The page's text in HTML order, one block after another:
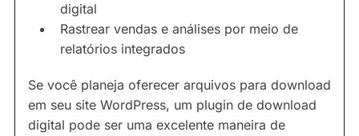
digital
Rastrear vendas e análises por meio de
relatórios integrados
Se você planeja oferecer arquivos para download
em seu site WordPress, um plugin de download
digital pode ser uma excelente maneira de